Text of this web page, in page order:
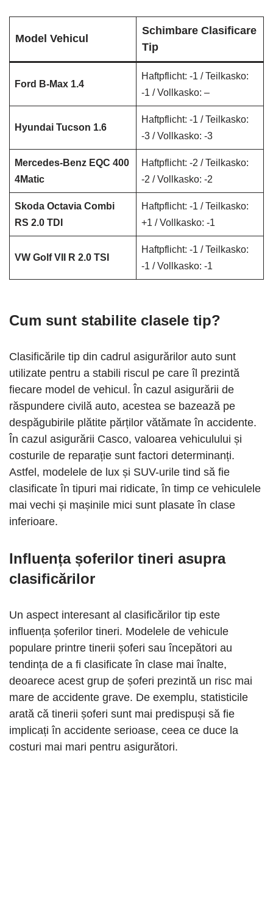
Model Vehicul
Schimbare Clasificare
Tip
Ford B-Max 1.4
Haftpflicht: -1 / Teilkasko:
-1 / Vollkasko: –
Hyundai Tucson 1.6
Haftpflicht: -1 / Teilkasko:
-3 / Vollkasko: -3
Mercedes-Benz EQC 400
4Matic
Haftpflicht: -2 / Teilkasko:
-2 / Vollkasko: -2
Skoda Octavia Combi
RS 2.0 TDI
Haftpflicht: -1 / Teilkasko:
+1 / Vollkasko: -1
VW Golf VII R 2.0 TSI
Haftpflicht: -1 / Teilkasko:
-1 / Vollkasko: -1
Cum sunt stabilite clasele tip?
Clasificările tip din cadrul asigurărilor auto sunt
utilizate pentru a stabili riscul pe care îl prezintă
fiecare model de vehicul. În cazul asigurării de
răspundere civilă auto, acestea se bazează pe
despăgubirile plătite părților vătămate în accidente.
În cazul asigurării Casco, valoarea vehiculului și
costurile de reparație sunt factori determinanți.
Astfel, modelele de lux și SUV-urile tind să fie
clasificate în tipuri mai ridicate, în timp ce vehiculele
mai vechi și mașinile mici sunt plasate în clase
inferioare.
Influența șoferilor tineri asupra
clasificărilor
Un aspect interesant al clasificărilor tip este
influența șoferilor tineri. Modelele de vehicule
populare printre tinerii șoferi sau începători au
tendința de a fi clasificate în clase mai înalte,
deoarece acest grup de șoferi prezintă un risc mai
mare de accidente grave. De exemplu, statisticile
arată că tinerii șoferi sunt mai predispuși să fie
implicați în accidente serioase, ceea ce duce la
costuri mai mari pentru asigurători.